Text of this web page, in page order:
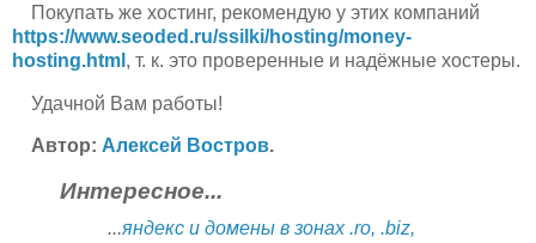
Покупать же хостинг, рекомендую у этих компаний
https://www.seoded.ru/ssilki/hosting/money-
hosting.html , т. к. это проверенные и надёжные хостеры.
Удачной Вам работы!
Автор: Алексей Востров.
Интересное...
...яндекс и домены в зонах .ro, .biz,